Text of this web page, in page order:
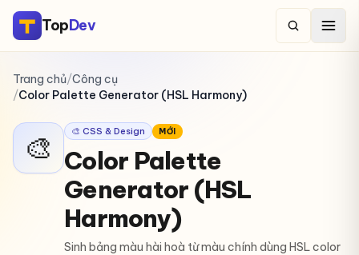
TopDev
Trang chủ/Công cụ
/Color Palette Generator (HSL Harmony)
🎨 🎨 CSS & Design MỚI
Color Palette
Generator (HSL
Harmony)
Sinh bảng màu hài hoà từ màu chính dùng HSL color